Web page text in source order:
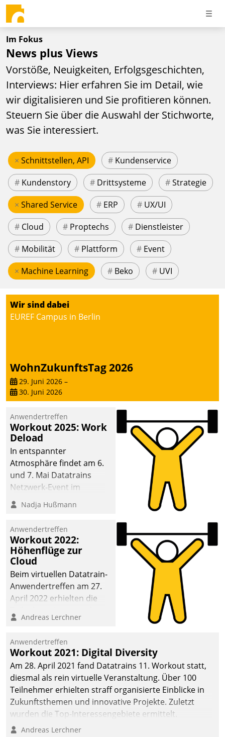
Im Fokus
News plus Views
Vorstöße, Neuigkeiten, Erfolgsgeschichten,
Interviews: Hier erfahren Sie im Detail, wie
wir digitalisieren und Sie profitieren können.
Steuern Sie über die Auswahl der Stichworte,
was Sie interessiert.
× Schnittstellen, API # Kundenservice
# Kundenstory # Drittsysteme #Strategie
× Shared Service # ERP # UX/UI
# Cloud # Proptechs # Dienstleister
# Mobilität # Plattform # Event
× Machine Learning # Beko # UVI
Wir sind dabei
EUREF Campus in Berlin
WohnZukunftsTag 2026
29. Juni 2026 –
30. Juni 2026
Anwendertreffen
Workout 2025: Work
Deload
In entspannter
Atmosphäre findet am 6.
und 7. Mai Datatrains
Netzwerk-Event im
Kunden- und Partnerkreis
statt. Zentrale Frage: Wie
Mammutprojekte
meistern und Workloads
wuppen – bei zunehmend
anspruchsvollen
Aufgaben und
abnehmendem
Nadja Hußmann
Anwendertreffen
Workout 2022:
Höhenflüge zur
Cloud
Beim virtuellen Datatrain-
Anwendertreffen am 27.
April 2022 erhielten die
Teilnehmer kurzweilige
Cloud-Strategien und -
Lösungen mit hohem
Zukunftspotenzial.
Andreas Lerchner
Anwendertreffen
Workout 2021: Digital Diversity
Am 28. April 2021 fand Datatrains 11. Workout statt,
diesmal als rein virtuelle Veranstaltung. Über 100
Teilnehmer erhielten straff organisierte Einblicke in
Zukunftsthemen und innovative Projekte. Zuletzt
wurden die Top-Interessengebiete ermittelt.
Andreas Lerchner